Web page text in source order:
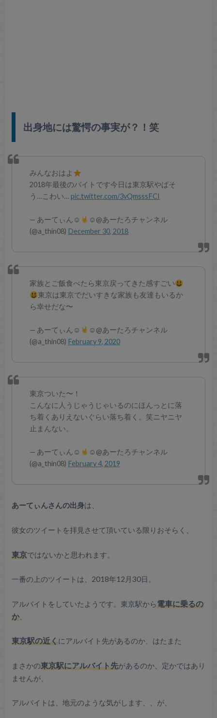
出身地には驚愕の事実が？！笑
みんなおはよ
2018年最後のバイトです今日は東京駅やばそ
う…こわい…pic.twitter.com/3yQmsssFCI
— あーてぃん☺︎︎
☺︎@あーたろチャンネル
(@a_thin08) December 30, 2018
家族とご飯食べたら東京戻ってきた感すごい
東京は東京でだいすきな家族も友達もいるか
ら幸せだな〜
— あーてぃん☺︎︎
☺︎@あーたろチャンネル
(@a_thin08) February 9, 2020
東京ついた〜！
こんなに人うじゃうじゃいるのにほんっとに落
ち着くありえないぐらい落ち着く。笑ニヤニヤ
止まんない。
— あーてぃん☺︎︎
☺︎@あーたろチャンネル
(@a_thin08) February 4, 2019
あーてぃんさんの出身は、
彼女のツイートを拝見させて頂いている限りおそらく、
東京ではないかと思われます。
一番の上のツイートは、2018年12月30日。
アルバイトをしていたようです。東京駅から電車に乗るの
か、
東京駅の近くにアルバイト先があるのか、はたまた
まさかの東京駅にアルバイト先があるのか、定かではあり
ませんが、
アルバイトは、地元のような気がします、、が、